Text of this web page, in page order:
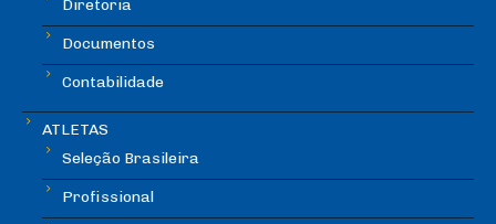
Diretoria
Documentos
Contabilidade
ATLETAS
Seleção Brasileira
Profissional